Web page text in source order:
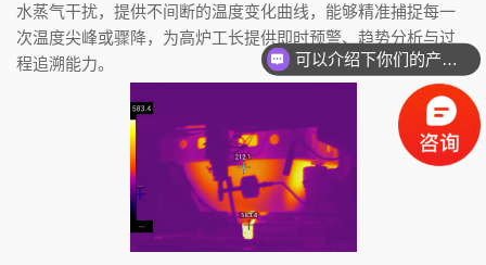
水蒸气干扰，提供不间断的温度变化曲线，能够精准捕捉每一
次温度尖峰或骤降，为高炉工长提供即时预警、趋势分析与过
程追溯能力。
可以介绍下你们的产品么